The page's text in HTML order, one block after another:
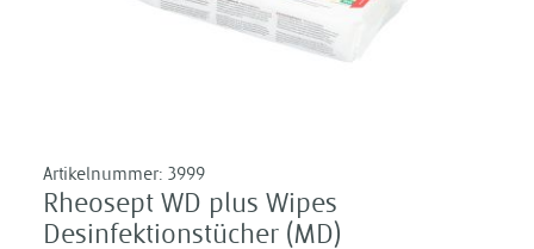
Artikelnummer: 3999
Rheosept WD plus Wipes
Desinfektionstücher (MD)